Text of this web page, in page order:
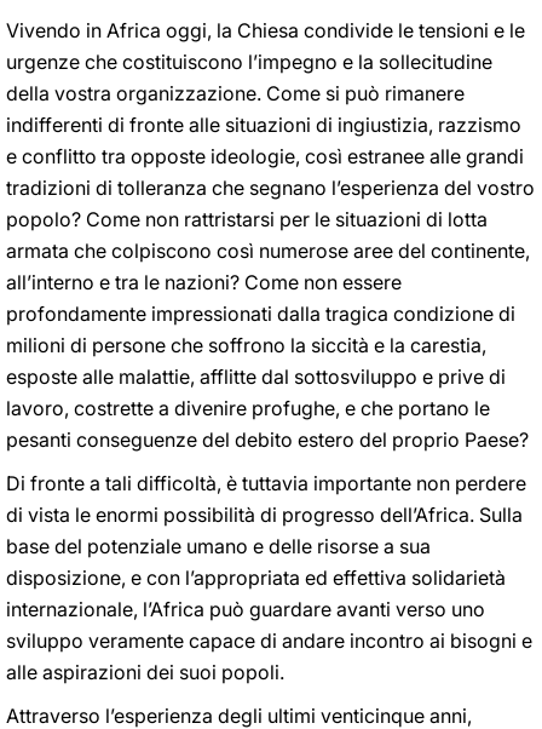
Vivendo in Africa oggi, la Chiesa condivide le tensioni e le
urgenze che costituiscono l’impegno e la sollecitudine
della vostra organizzazione. Come si può rimanere
indifferenti di fronte alle situazioni di ingiustizia, razzismo
e conflitto tra opposte ideologie, così estranee alle grandi
tradizioni di tolleranza che segnano l’esperienza del vostro
popolo? Come non rattristarsi per le situazioni di lotta
armata che colpiscono così numerose aree del continente,
all’interno e tra le nazioni? Come non essere
profondamente impressionati dalla tragica condizione di
milioni di persone che soffrono la siccità e la carestia,
esposte alle malattie, afflitte dal sottosviluppo e prive di
lavoro, costrette a divenire profughe, e che portano le
pesanti conseguenze del debito estero del proprio Paese?
Di fronte a tali difficoltà, è tuttavia importante non perdere
di vista le enormi possibilità di progresso dell’Africa. Sulla
base del potenziale umano e delle risorse a sua
disposizione, e con l’appropriata ed effettiva solidarietà
internazionale, l’Africa può guardare avanti verso uno
sviluppo veramente capace di andare incontro ai bisogni e
alle aspirazioni dei suoi popoli.
Attraverso l’esperienza degli ultimi venticinque anni,